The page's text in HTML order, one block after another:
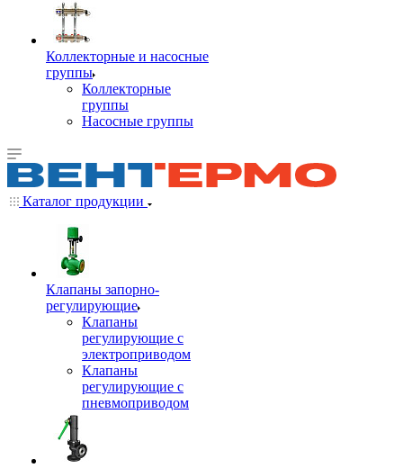
Коллекторные и насосные
группы
Коллекторные
группы
Насосные группы
Каталог продукции
Клапаны запорно-
регулирующие
Клапаны
регулирующие с
электроприводом
Клапаны
регулирующие с
пневмоприводом